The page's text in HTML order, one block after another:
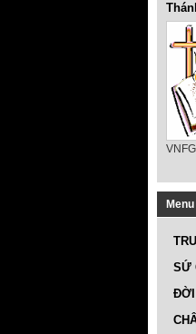
Menu
SỨ
ĐỜI